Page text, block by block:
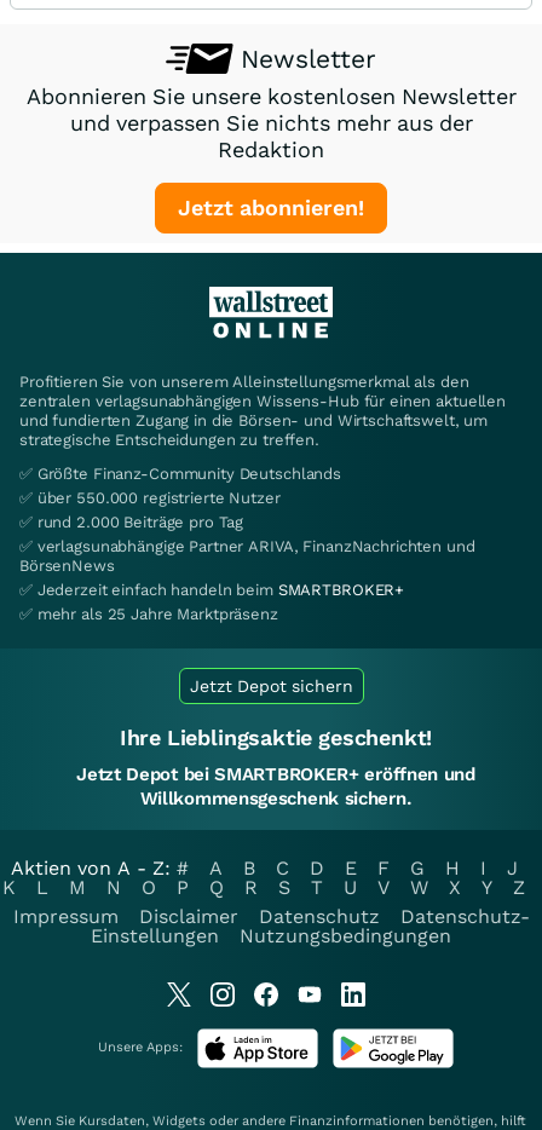
Newsletter
Abonnieren Sie unsere kostenlosen Newsletter
und verpassen Sie nichts mehr aus der
Redaktion
Jetzt abonnieren!
Profitieren Sie von unserem Alleinstellungsmerkmal als den
zentralen verlagsunabhängigen Wissens-Hub für einen aktuellen
und fundierten Zugang in die Börsen- und Wirtschaftswelt, um
strategische Entscheidungen zu treffen.
✅ Größte Finanz-Community Deutschlands
✅ über 550.000 registrierte Nutzer
✅ rund 2.000 Beiträge pro Tag
✅ verlagsunabhängige Partner ARIVA, FinanzNachrichten und
BörsenNews
✅ Jederzeit einfach handeln beim SMARTBROKER+
✅ mehr als 25 Jahre Marktpräsenz
Jetzt Depot sichern
Ihre Lieblingsaktie geschenkt!
Jetzt Depot bei SMARTBROKER+ eröffnen und
Willkommensgeschenk sichern.
Aktien von A - Z: # A B C D E F G H I
J
K
L M N O P Q R S T U V W X Y
Z
Impressum
Disclaimer Datenschutz
Datenschutz-
Einstellungen
Nutzungsbedingungen
Unsere Apps:
Wenn Sie Kursdaten, Widgets oder andere Finanzinformationen benötigen, hilft